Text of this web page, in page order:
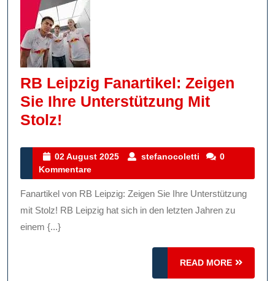
RB Leipzig Fanartikel: Zeigen
Sie Ihre Unterstützung Mit
Stolz!
Fanartikel:
Zeigen
Sie
Ihre
02 August 2025
02
2025
stefanocoletti stefanocoletti
0
Kommentare
Fanartikel von RB Leipzig: Zeigen Sie Ihre Unterstützung
mit Stolz! RB Leipzig hat sich in den letzten Jahren zu
einem {...}
READ MORE
READ
MORE